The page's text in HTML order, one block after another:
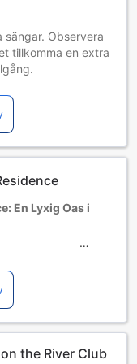
Observera
tillkomma en extra
du väljer. Var
mer information.
En Lyxig Oas i
Byggt år
perfekt
komfort. Med
the River den
och familjer som vill
the River Club